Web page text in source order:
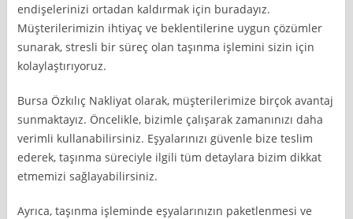
endişelerinizi ortadan kaldırmak için buradayız.
Müşterilerimizin ihtiyaç ve beklentilerine uygun çözümler
sunarak, stresli bir süreç olan taşınma işlemini sizin için
kolaylaştırıyoruz.
Bursa Özkılıç Nakliyat olarak, müşterilerimize birçok avantaj
sunmaktayız. Öncelikle, bizimle çalışarak zamanınızı daha
verimli kullanabilirsiniz. Eşyalarınızı güvenle bize teslim
ederek, taşınma süreciyle ilgili tüm detaylara bizim dikkat
etmemizi sağlayabilirsiniz.
Ayrıca, taşınma işleminde eşyalarınızın paketlenmesi ve